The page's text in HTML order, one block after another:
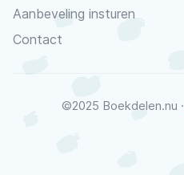
Aanbeveling insturen
Contact
©2025 Boekdelen.nu ·